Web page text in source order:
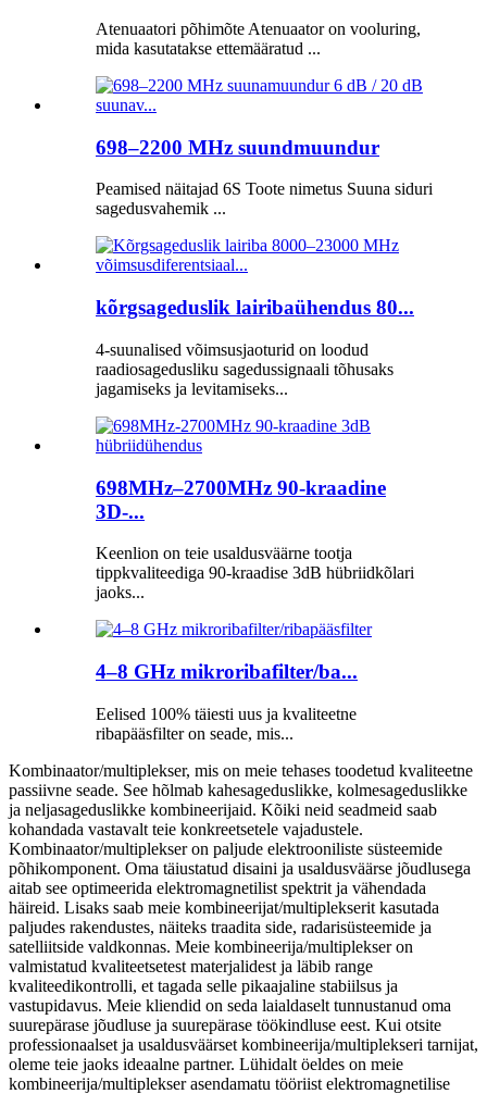
Atenuaatori põhimõte Atenuaator on vooluring,
mida kasutatakse ettemääratud ...
698–2200 MHz suundmuundur
Peamised näitajad 6S Toote nimetus Suuna siduri
sagedusvahemik ...
kõrgsageduslik lairibaühendus 80...
4-suunalised võimsusjaoturid on loodud
raadiosagedusliku sagedussignaali tõhusaks
jagamiseks ja levitamiseks...
698MHz–2700MHz 90-kraadine
3D-...
Keenlion on teie usaldusväärne tootja
tippkvaliteediga 90-kraadise 3dB hübriidkõlari
jaoks...
4–8 GHz mikroribafilter/ba...
Eelised 100% täiesti uus ja kvaliteetne
ribapääsfilter on seade, mis...
Kombinaator/multiplekser, mis on meie tehases toodetud kvaliteetne
passiivne seade. See hõlmab kahesageduslikke, kolmesageduslikke
ja neljasageduslikke kombineerijaid. Kõiki neid seadmeid saab
kohandada vastavalt teie konkreetsetele vajadustele.
Kombinaator/multiplekser on paljude elektrooniliste süsteemide
põhikomponent. Oma täiustatud disaini ja usaldusväärse jõudlusega
aitab see optimeerida elektromagnetilist spektrit ja vähendada
häireid. Lisaks saab meie kombineerijat/multiplekserit kasutada
paljudes rakendustes, näiteks traadita side, radarisüsteemide ja
satelliitside valdkonnas. Meie kombineerija/multiplekser on
valmistatud kvaliteetsetest materjalidest ja läbib range
kvaliteedikontrolli, et tagada selle pikaajaline stabiilsus ja
vastupidavus. Meie kliendid on seda laialdaselt tunnustanud oma
suurepärase jõudluse ja suurepärase töökindluse eest. Kui otsite
professionaalset ja usaldusväärset kombineerija/multiplekseri tarnijat,
oleme teie jaoks ideaalne partner. Lühidalt öeldes on meie
kombineerija/multiplekser asendamatu tööriist elektromagnetilise